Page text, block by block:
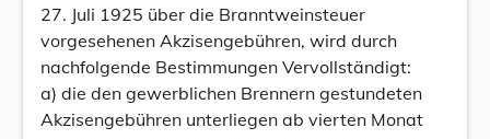
27. Juli 1925 über die Branntweinsteuer
vorgesehenen Akzisengebühren, wird durch
nachfolgende Bestimmungen Vervollständigt:
a) die den gewerblichen Brennern gestundeten
Akzisengebühren unterliegen ab vierten Monat